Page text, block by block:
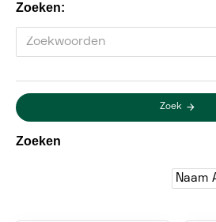
Zoeken:
Zoek
Zoeken